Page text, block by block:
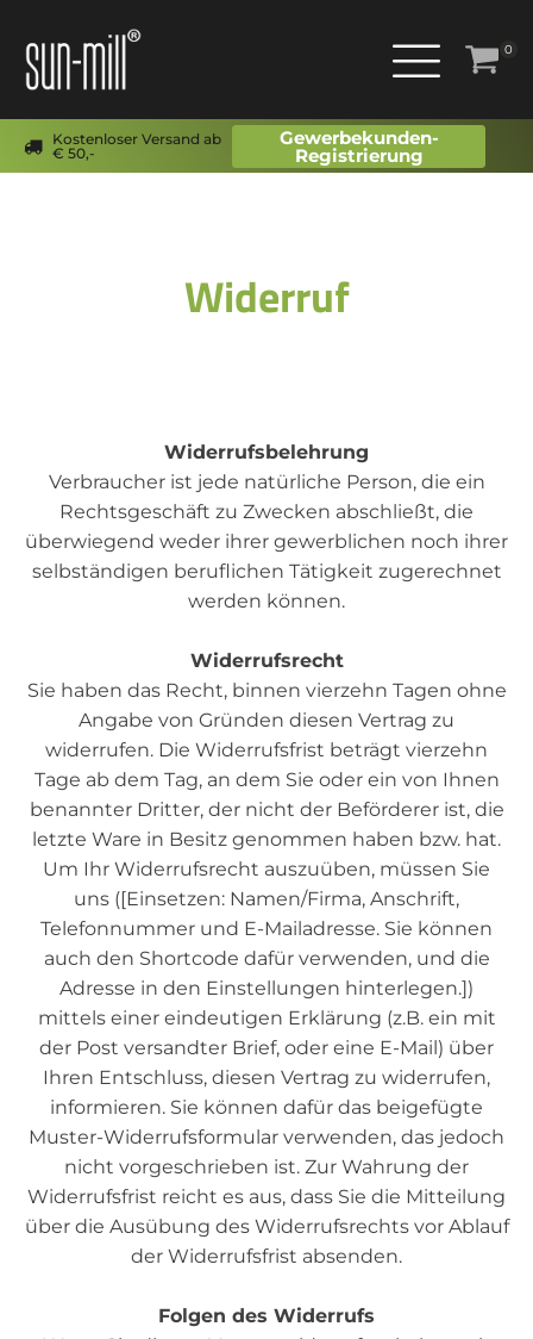
0
Kostenloser Versand ab
€ 50,-
Gewerbekunden-
Registrierung
Widerruf
Widerrufsbelehrung
Verbraucher ist jede natürliche Person, die ein
Rechtsgeschäft zu Zwecken abschließt, die
überwiegend weder ihrer gewerblichen noch ihrer
selbständigen beruflichen Tätigkeit zugerechnet
werden können.
Widerrufsrecht
Sie haben das Recht, binnen vierzehn Tagen ohne
Angabe von Gründen diesen Vertrag zu
widerrufen. Die Widerrufsfrist beträgt vierzehn
Tage ab dem Tag, an dem Sie oder ein von Ihnen
benannter Dritter, der nicht der Beförderer ist, die
letzte Ware in Besitz genommen haben bzw. hat.
Um Ihr Widerrufsrecht auszuüben, müssen Sie
uns ([Einsetzen: Namen/Firma, Anschrift,
Telefonnummer und E-Mailadresse. Sie können
auch den Shortcode dafür verwenden, und die
Adresse in den Einstellungen hinterlegen.])
mittels einer eindeutigen Erklärung (z.B. ein mit
der Post versandter Brief, oder eine E-Mail) über
Ihren Entschluss, diesen Vertrag zu widerrufen,
informieren. Sie können dafür das beigefügte
Muster-Widerrufsformular verwenden, das jedoch
nicht vorgeschrieben ist. Zur Wahrung der
Widerrufsfrist reicht es aus, dass Sie die Mitteilung
über die Ausübung des Widerrufsrechts vor Ablauf
der Widerrufsfrist absenden.
Folgen des Widerrufs